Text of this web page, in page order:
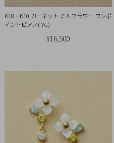
K18・K10 ガーネット ミルフラワー ワンポ
イントピアス( YG)
¥16,500
法
に